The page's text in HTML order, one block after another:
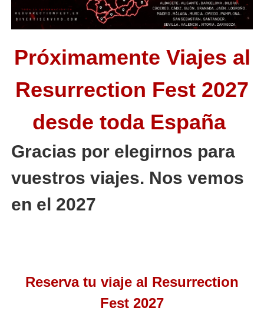
Próximamente Viajes al
Resurrection Fest 2027
desde toda España
Gracias por elegirnos para
vuestros viajes. Nos vemos
en el 2027
Reserva tu viaje al Resurrection
Fest 2027